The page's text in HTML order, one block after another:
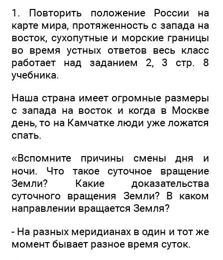
1. Повторить положение России на
карте мира, протяженность с запада на
восток, сухопутные и морские границы
во время устных ответов весь класс
работает над заданием 2, 3 стр. 8
учебника.
Наша страна имеет огромные размеры
с запада на восток и когда в Москве
день, то на Камчатке люди уже ложатся
спать.
«Вспомните причины смены дня и
ночи. Что такое суточное вращение
Земли? Какие доказательства
суточного вращения Земли? В каком
направлении вращается Земля?
- На разных меридианах в один и тот же
момент бывает разное время суток.